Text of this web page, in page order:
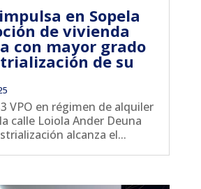
en Sopela
de vivienda
con mayor grado
de su
VPO en régimen de alquiler
calle Loiola Ander Deuna
alcanza el...